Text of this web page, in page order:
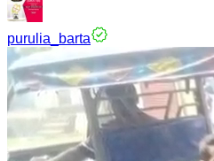
purulia_barta